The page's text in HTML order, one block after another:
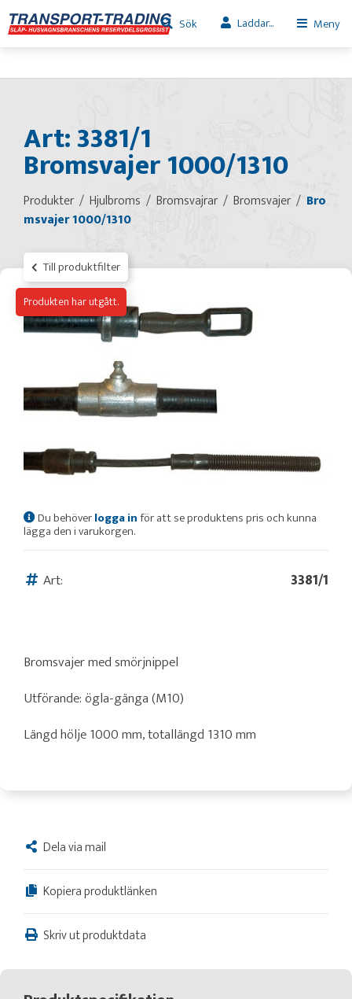
Sök Laddar... Meny
Art: 3381/1
Bromsvajer 1000/1310
Produkter Hjulbroms Bromsvajrar Bromsvajer
Bro
msvajer 1000/1310
Till produktfilter
Produkten har utgått.
Du behöverlogga inför att se produktens pris och kunna
lägga den i varukorgen.
Art: 3381/1
Bromsvajer med smörjnippel
Utförande: ögla-gänga (M10)
Längd hölje 1000 mm, totallängd 1310 mm
Dela via mail
Kopiera produktlänken
Skriv ut produktdata